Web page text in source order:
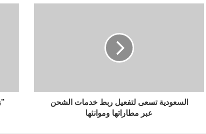
ا
السعودية تسعى لتفعيل ربط خدمات الشحن
عبر مطاراتها وموانئها